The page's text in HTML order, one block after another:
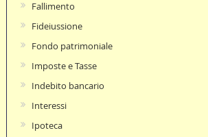
Fallimento
Fideiussione
Fondo patrimoniale
Imposte e Tasse
Indebito bancario
Interessi
Ipoteca